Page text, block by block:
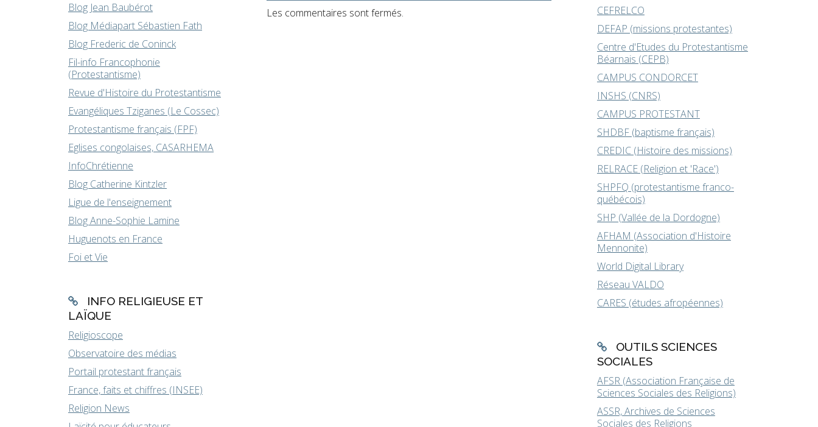
Blog Jean Baubérot
Blog Médiapart Sébastien Fath
Blog Frederic de Coninck
Fil-info Francophonie
(Protestantisme)
Revue d'Histoire du Protestantisme
Evangéliques Tziganes (Le Cossec)
Protestantisme français (FPF)
Eglises congolaises, CASARHEMA
InfoChrétienne
Blog Catherine Kintzler
Ligue de l'enseignement
Blog Anne-Sophie Lamine
Huguenots en France
Foi et Vie
INFO RELIGIEUSE ET
LAÏQUE
Religioscope
Observatoire des médias
Portail protestant français
France, faits et chiffres (INSEE)
Religion News
Les commentaires sont fermés.
CEFRELCO
DEFAP (missions protestantes)
Centre d'Etudes du Protestantisme
Béarnais (CEPB)
CAMPUS CONDORCET
INSHS (CNRS)
CAMPUS PROTESTANT
SHDBF (baptisme français)
CREDIC (Histoire des missions)
RELRACE (Religion et 'Race')
SHPFQ (protestantisme franco-
québécois)
SHP (Vallée de la Dordogne)
AFHAM (Association d'Histoire
Mennonite)
World Digital Library
Réseau VALDO
CARES (études afropéennes)
OUTILS SCIENCES
SOCIALES
AFSR (Association Française de
Sciences Sociales des Religions)
ASSR, Archives de Sciences
Sociales des Religions